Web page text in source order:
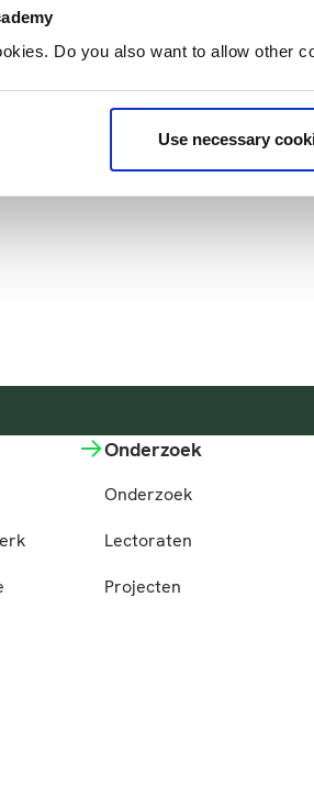
Do you also want to allow other
Use necessary
Onderzoek
Onderzoek
Lectoraten
Projecten